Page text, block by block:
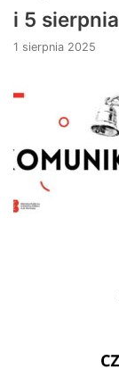
i 5 sierpnia
1 sierpnia 2025